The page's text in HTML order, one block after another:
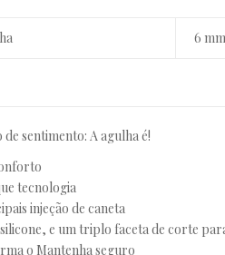
6 mm
sentimento: A agulha é!
tecnologia
injeção de caneta
e um triplo faceta de corte
o Mantenha seguro